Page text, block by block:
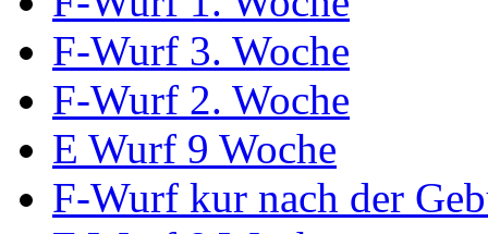
F-Wurf 3. Woche
F-Wurf 2. Woche
E Wurf 9 Woche
F-Wurf kur nach der